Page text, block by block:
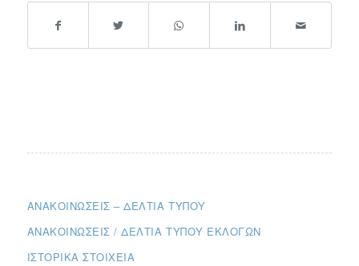
ΑΝΑΚΟΙΝΏΣΕΙΣ – ΔΕΛΤΊΑ ΤΎΠΟΥ
ΑΝΑΚΟΙΝΏΣΕΙΣ / ΔΕΛΤΊΑ ΤΎΠΟΥ ΕΚΛΟΓΏΝ
ΙΣΤΟΡΙΚΆ ΣΤΟΙΧΕΊΑ